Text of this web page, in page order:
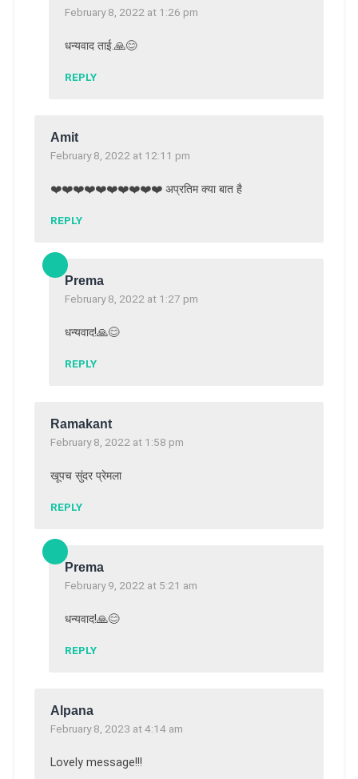
February 8, 2022 at 1:26 pm
धन्यवाद ताई.🙏😊
REPLY
Amit
February 8, 2022 at 12:11 pm
❤️❤️❤️❤️❤️❤️❤️❤️❤️❤️ अप्रतिम क्या बात है
REPLY
Prema
February 8, 2022 at 1:27 pm
धन्यवाद!🙏😊
REPLY
Ramakant
February 8, 2022 at 1:58 pm
खूपच सुंदर प्रेमला
REPLY
Prema
February 9, 2022 at 5:21 am
धन्यवाद!🙏😊
REPLY
Alpana
February 8, 2023 at 4:14 am
Lovely message!!!